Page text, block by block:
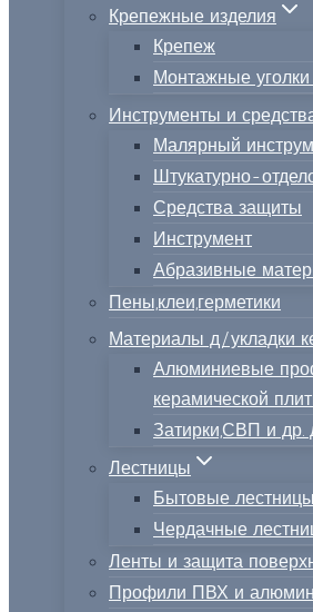
Крепежные изделия
Крепеж
Монтажные
Инструменты и
Малярный
Штукатурно-
Средства защиты
Инструмент
Абразивные
Пены,клеи,герметики
Материалы д/укладки
Алюминиевые
керамической
Затирки,СВП и др.
Лестницы
Бытовые лестницы
Чердачные
Ленты и защита
Профили ПВХ и